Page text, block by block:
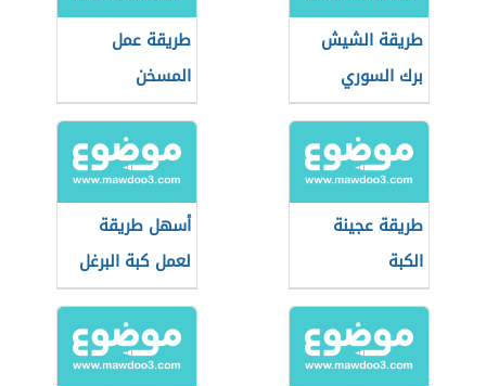
طريقة الشيش
برك السوري
طريقة عمل
المسخن
طريقة عجينة
الكبة
أسهل طريقة
لعمل كبة البرغل